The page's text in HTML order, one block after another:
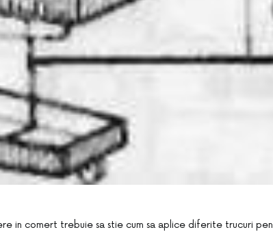
in comert trebuie sa stie cum sa aplice diferite trucuri